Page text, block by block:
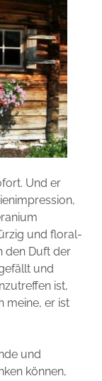
Und er
und floral-
den Duft der
und
ist,
meine, er ist
und
können,